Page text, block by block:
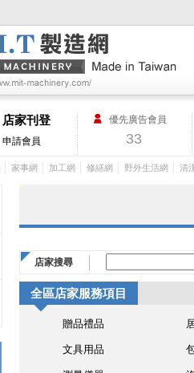
店家刊登
申請會員
優先廣告會員
33
家事網 加工網 修繕網 野外生活網 清
店家搜尋
全區店家服務項目
贈品禮品
文具用品